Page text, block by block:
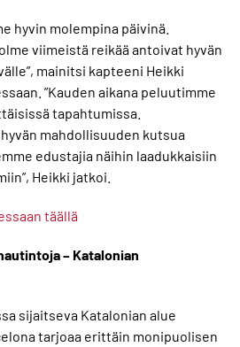
hyvin molempina päivinä.
viimeistä reikää antoivat hyvän
mainitsi kapteeni Heikki
”Kauden aikana peluutimme
tapahtumissa.
mahdollisuuden kutsua
edustajia näihin laadukkaisiin
Heikki jatkoi.
täällä
– Katalonian
sijaitseva Katalonian alue
tarjoaa erittäin monipuolisen